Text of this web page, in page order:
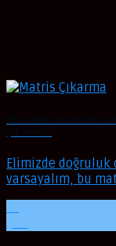
Elimizde doğruluk
varsayalım, bu